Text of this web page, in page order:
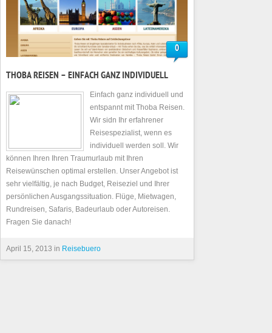
0
THOBA REISEN – EINFACH GANZ INDIVIDUELL
Einfach ganz individuell und
entspannt mit Thoba Reisen.
Wir sidn Ihr erfahrener
Reisespezialist, wenn es
individuell werden soll. Wir
können Ihren Ihren Traumurlaub mit Ihren
Reisewünschen optimal erstellen. Unser Angebot ist
sehr vielfältig, je nach Budget, Reiseziel und Ihrer
persönlichen Ausgangssituation. Flüge, Mietwagen,
Rundreisen, Safaris, Badeurlaub oder Autoreisen.
Fragen Sie danach!
April 15, 2013 in Reisebuero